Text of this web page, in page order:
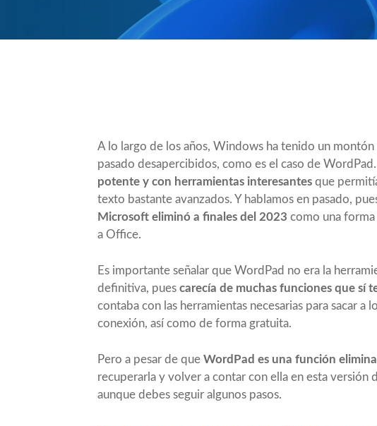
A lo largo de los años, Windows ha tenido un
pasado desapercibidos, como es el caso de WordPad.
potente y con herramientas interesantes que
texto bastante avanzados. Y hablamos en pasado,
Microsoft eliminó a finales del 2023 como una forma
a Office.
Es importante señalar que WordPad no era la
definitiva, pues carecía de muchas funciones que sí
contaba con las herramientas necesarias para sacar a
conexión, así como de forma gratuita.
Pero a pesar de que WordPad es una función
recuperarla y volver a contar con ella en esta
aunque debes seguir algunos pasos.